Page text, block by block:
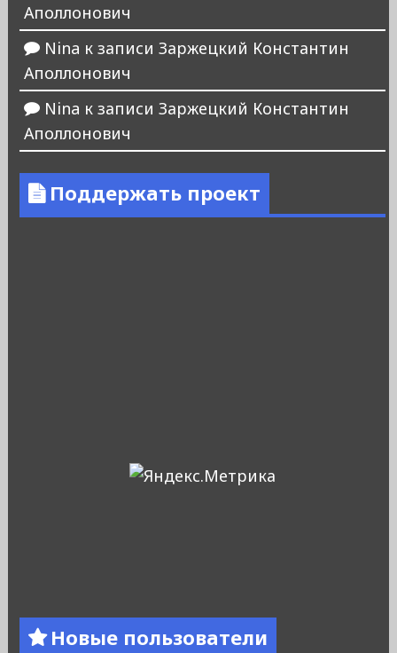
Аполлонович
Nina к записи Заржецкий Константин
Аполлонович
Nina к записи Заржецкий Константин
Аполлонович
Поддержать проект
Новые пользователи